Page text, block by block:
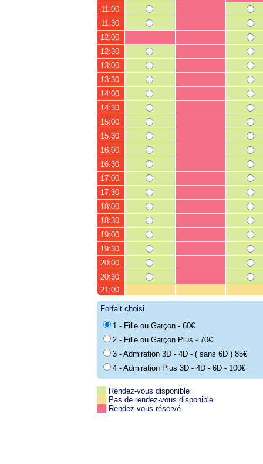
11:00
11:30
12:00
12:30
13:00
13:30
14:00
14:30
15:00
15:30
16:00
16:30
17:00
17:30
18:00
18:30
19:00
19:30
20:00
20:30
21:00
Forfait choisi
1 - Fille ou Garçon - 60€
2 - Fille ou Garçon Plus - 70€
3 - Admiration 3D - 4D - ( sans 6D ) 85€
4 - Admiration Plus 3D - 4D - 6D - 100€
Rendez-vous disponible
Pas de rendez-vous disponible
Rendez-vous réservé